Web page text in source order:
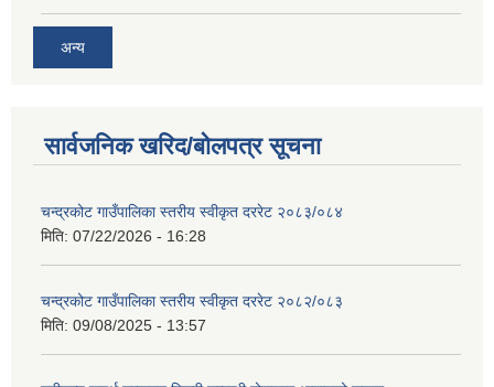
अन्य
सार्वजनिक खरिद/बोलपत्र सूचना
चन्द्रकोट गाउँपालिका स्तरीय स्वीकृत दररेट २०८३/०८४
मिति: 07/22/2026 - 16:28
चन्द्रकोट गाउँपालिका स्तरीय स्वीकृत दररेट २०८२/०८३
मिति: 09/08/2025 - 13:57